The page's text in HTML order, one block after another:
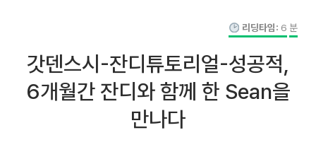
리딩타임: 6 분
갓덴스시-잔디튜토리얼-성공적,
6개월간 잔디와 함께 한 Sean을
만나다